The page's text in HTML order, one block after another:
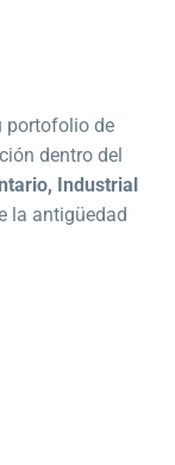
portofolio de
dentro del
Industrial
la antigüedad